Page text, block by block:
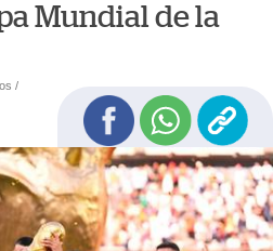
Mundial de la
/